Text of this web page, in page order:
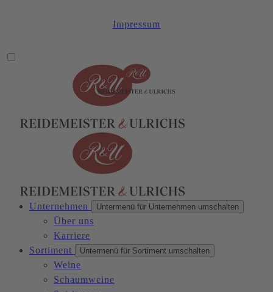
Impressum
Unternehmen Untermenü für Unternehmen umschalten
Über uns
Karriere
Sortiment
Untermenü für Sortiment umschalten
Weine
Schaumweine